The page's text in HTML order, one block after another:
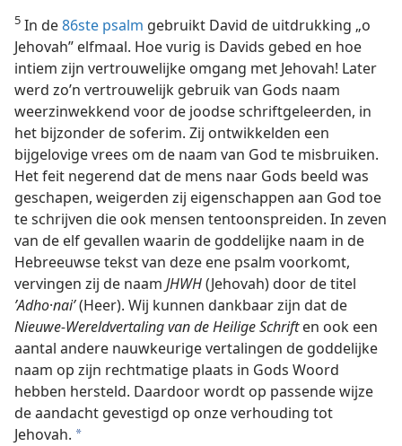
5 In de86ste psalm gebruikt David de uitdrukking „o
Jehovah” elfmaal. Hoe vurig is Davids gebed en hoe
intiem zijn vertrouwelijke omgang met Jehovah! Later
werd zo’n vertrouwelijk gebruik van Gods naam
weerzinwekkend voor de joodse schriftgeleerden, in
het bijzonder de soferim. Zij ontwikkelden een
bijgelovige vrees om de naam van God te misbruiken.
Het feit negerend dat de mens naar Gods beeld was
geschapen, weigerden zij eigenschappen aan God toe
te schrijven die ook mensen tentoonspreiden. In zeven
van de elf gevallen waarin de goddelijke naam in de
Hebreeuwse tekst van deze ene psalm voorkomt,
vervingen zij de naam JHWH(Jehovah) door de titel
ʼAdho·naiʹ(Heer). Wij kunnen dankbaar zijn dat de
Nieuwe-Wereldvertaling van de Heilige Schriften ook een
aantal andere nauwkeurige vertalingen de goddelijke
naam op zijn rechtmatige plaats in Gods Woord
hebben hersteld. Daardoor wordt op passende wijze
de aandacht gevestigd op onze verhouding tot
Jehovah. a